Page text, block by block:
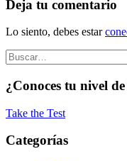
Deja tu comentario
Lo siento, debes estar
¿Conoces tu nivel
Take the Test
Categorías